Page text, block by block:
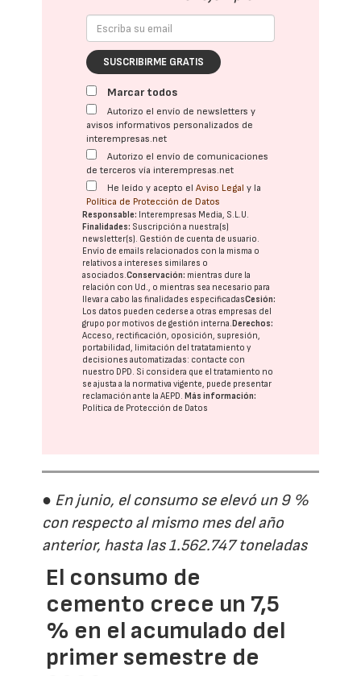
SUSCRIBIRME GRATIS
Marcar todos
Autorizo el envío de newsletters y
avisos informativos personalizados de
interempresas.net
Autorizo el envío de comunicaciones
de terceros vía interempresas.net
He leído y acepto elAviso Legal y la
Política de Protección de Datos
Responsable: Interempresas Media, S.L.U.
Finalidades: Suscripción a nuestra(s)
newsletter(s). Gestión de cuenta de usuario.
Envío de emails relacionados con la misma o
relativos a intereses similares o
asociados.Conservación: mientras dure la
relación con Ud., o mientras sea necesario para
llevar a cabo las finalidades especificadasCesión:
Los datos pueden cederse a otras empresas del
grupo por motivos de gestión interna. Derechos:
Acceso, rectificación, oposición, supresión,
portabilidad, limitación del tratatamiento y
decisiones automatizadas: contacte con
nuestro DPD. Si considera que el tratamiento no
se ajusta a la normativa vigente, puede presentar
reclamación ante laAEPD. Más información:
Política de Protección de Datos
● En junio, el consumo se elevó un 9 %
con respecto al mismo mes del año
anterior, hasta las 1.562.747 toneladas
El consumo de
cemento crece un 7,5
% en el acumulado del
primer semestre de